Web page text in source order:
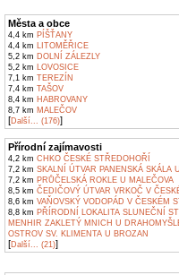
Města a obce
4,4 km PÍŠŤANY
4,4 km LITOMĚŘICE
5,2 km DOLNÍ ZÁLEZLY
5,2 km LOVOSICE
7,1 km TEREZÍN
7,4 km TAŠOV
8,4 km HABROVANY
8,7 km MALEČOV
[Další... (176)]
Přírodní zajímavosti
4,2 km CHKO ČESKÉ STŘEDOHOŘÍ
7,2 km SKALNÍ ÚTVAR PANENSKÁ SKÁLA
7,2 km PRŮČELSKÁ ROKLE U MALEČOVA
8,5 km ČEDIČOVÝ ÚTVAR VRKOČ V
8,6 km VAŇOVSKÝ VODOPÁD V ČESKÉM
8,8 km PŘÍRODNÍ LOKALITA SLUNEČNÍ
MENHIR ZAKLETÝ MNICH U
OSTROV SV. KLIMENTA U BROZAN
[Další... (21)]